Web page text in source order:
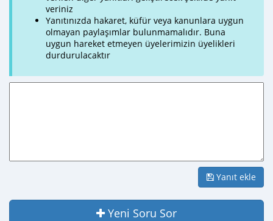
veriniz
Yanıtınızda hakaret, küfür veya kanunlara uygun
olmayan paylaşımlar bulunmamalıdır. Buna
uygun hareket etmeyen üyelerimizin üyelikleri
durdurulacaktır
Yanıt ekle
Yeni Soru Sor